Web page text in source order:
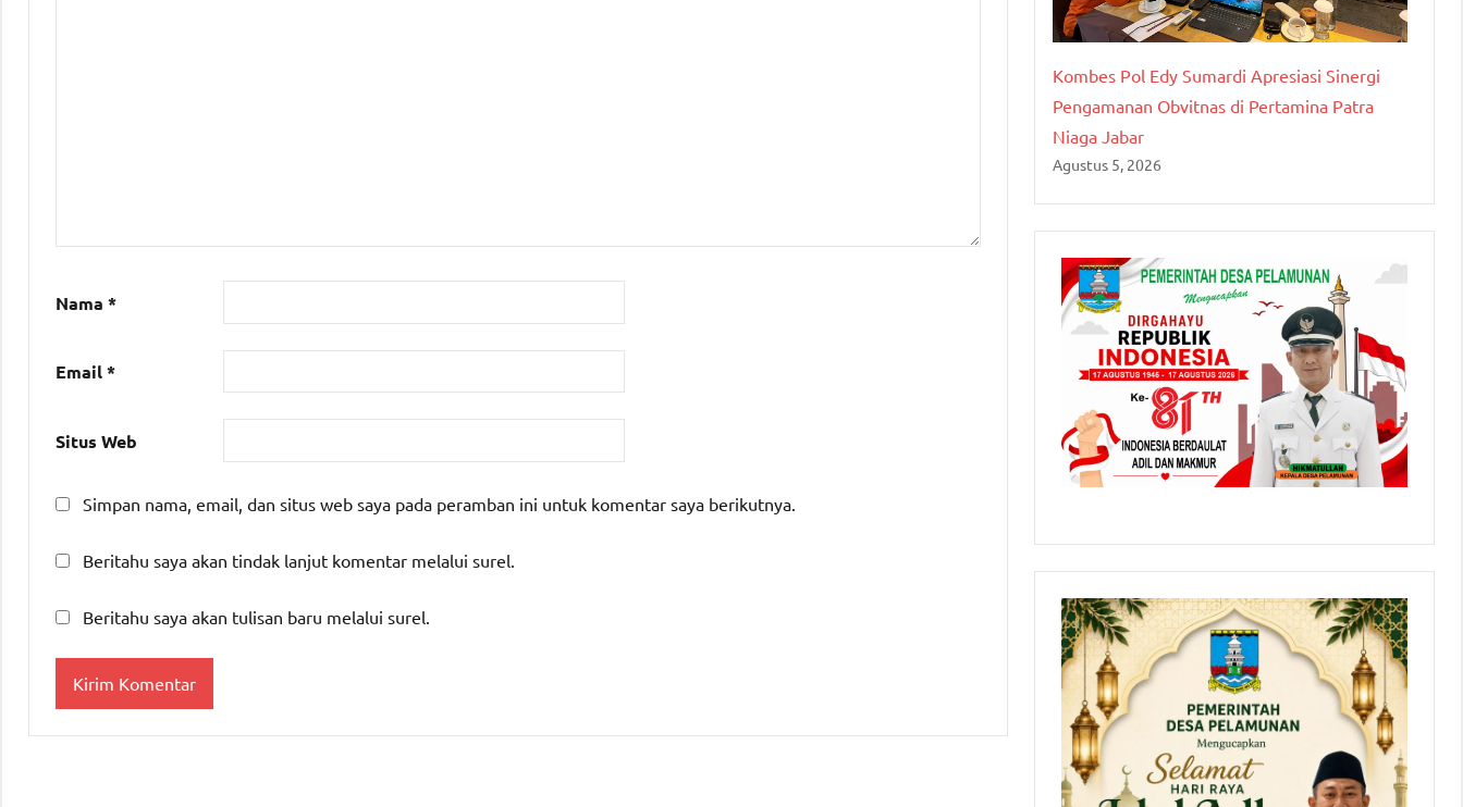
Nama *
Email*
Situs Web
Simpan nama, email, dan situs web saya pada peramban ini untuk komentar saya berikutnya.
Beritahu saya akan tindak lanjut komentar melalui surel.
Beritahu saya akan tulisan baru melalui surel.
Kombes Pol Edy Sumardi Apresiasi Sinergi
Pengamanan Obvitnas di Pertamina Patra
Niaga Jabar
Agustus 5, 2026